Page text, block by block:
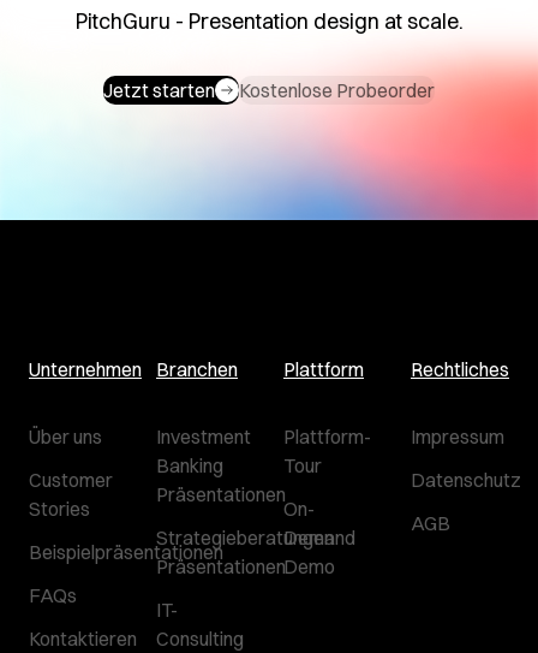
PitchGuru - Presentation design at scale.
Jetzt starten Kostenlose Probeorder
Unternehmen
Über uns
Customer
Stories
Beispielpräsentationen
FAQs
Kontaktieren
Branchen
Investment
Banking
Präsentationen
Strategieberatungen
Präsentationen
IT-
Consulting
Plattform
Plattform-
Tour
On-
Demand
Demo
Rechtliches
Impressum
Datenschutz
AGB